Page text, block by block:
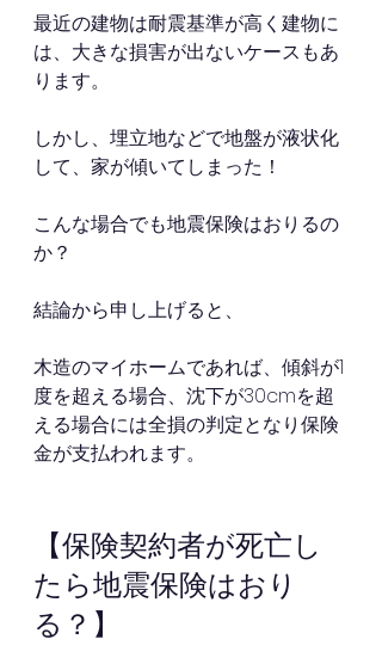
最近の建物は耐震基準が高く建物に
は、大きな損害が出ないケースもあ
ります。
しかし、埋立地などで地盤が液状化
して、家が傾いてしまった！
こんな場合でも地震保険はおりるの
か？
結論から申し上げると、
木造のマイホームであれば、傾斜が1
度を超える場合、沈下が30cmを超
える場合には全損の判定となり保険
金が支払われます。
【保険契約者が死亡し
たら地震保険はおり
る？】